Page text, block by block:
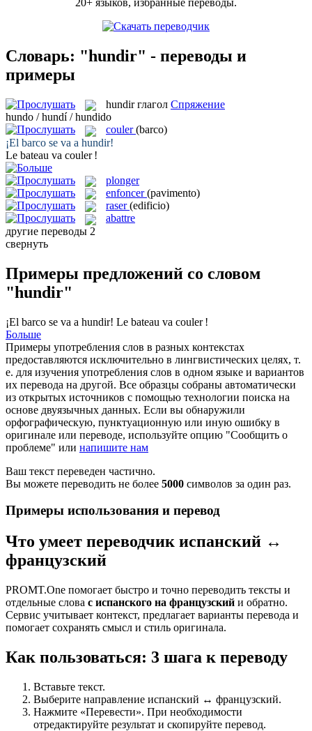
20+ языков, избранные переводы.
Словарь: "hundir" - переводы и
примеры
hundir глагол Спряжение
hundo / hundí / hundido
couler (barco)
¡El barco se va a hundir!
Le bateau va couler!
plonger
enfoncer (pavimento)
raser (edificio)
abattre
другие переводы 2
свернуть
Примеры предложений со словом
"hundir"
¡El barco se va a hundir! Le bateau va couler!
Больше
Примеры употребления слов в разных контекстах
предоставляются исключительно в лингвистических целях, т.
е. для изучения употребления слов в одном языке и вариантов
их перевода на другой. Все образцы собраны автоматически
из открытых источников с помощью технологии поиска на
основе двуязычных данных. Если вы обнаружили
орфографическую, пунктуационную или иную ошибку в
оригинале или переводе, используйте опцию "Сообщить о
проблеме" или напишите нам
Ваш текст переведен частично.
Вы можете переводить не более 5000 символов за один раз.
Примеры использования и перевод
Что умеет переводчик испанский ↔
французский
PROMT.One помогает быстро и точно переводить тексты и
отдельные слова с испанского на французский и обратно.
Сервис учитывает контекст, предлагает варианты перевода и
помогает сохранять смысл и стиль оригинала.
Как пользоваться: 3 шага к переводу
Вставьте текст.
Выберите направление испанский ↔ французский.
Нажмите «Перевести». При необходимости
отредактируйте результат и скопируйте перевод.